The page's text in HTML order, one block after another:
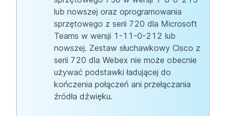
lub nowszej oraz oprogramowania
sprzętowego z serii 720 dla Microsoft
Teams w wersji 1-11-0-212 lub
nowszej. Zestaw słuchawkowy Cisco z
serii 720 dla Webex nie może obecnie
używać podstawki ładującej do
kończenia połączeń ani przełączania
źródła dźwięku.